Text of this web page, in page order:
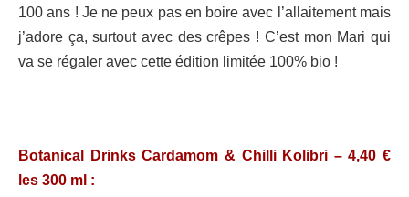
100 ans ! Je ne peux pas en boire avec l’allaitement mais
j’adore ça, surtout avec des crêpes ! C’est mon Mari qui
va se régaler avec cette édition limitée 100% bio !
Botanical Drinks Cardamom & Chilli Kolibri – 4,40 €
les 300 ml :